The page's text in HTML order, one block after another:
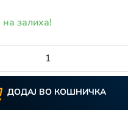
залиха!
ДОДАЈ ВО КОШНИЧКА